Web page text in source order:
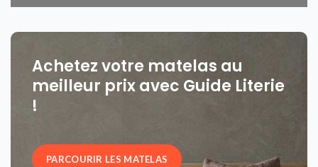
Achetez votre matelas au
meilleur prix avec Guide Literie
!
PARCOURIR LES MATELAS